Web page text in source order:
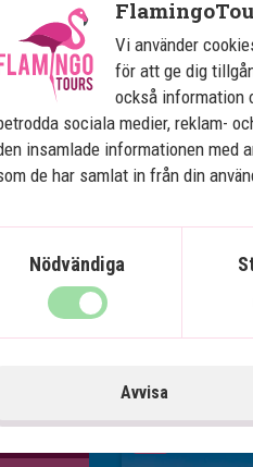
och Wi-Fi,
gym samt
resort fee ut på detta hotell.
en resort fee införs, betalas
Vi använder
för att ge dig
också information
sociala medier, reklam-
insamlade informationen med
de har samlat in från din
Nödvändiga
Avvisa